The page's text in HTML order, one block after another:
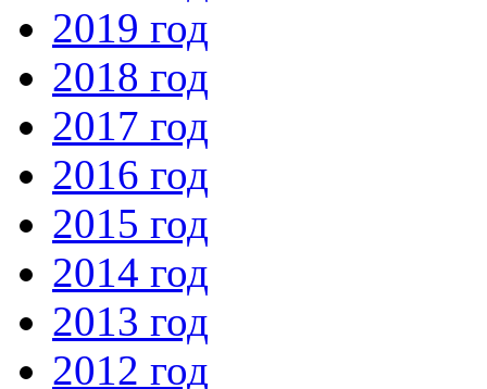
2019 год
2018 год
2017 год
2016 год
2015 год
2014 год
2013 год
2012 год